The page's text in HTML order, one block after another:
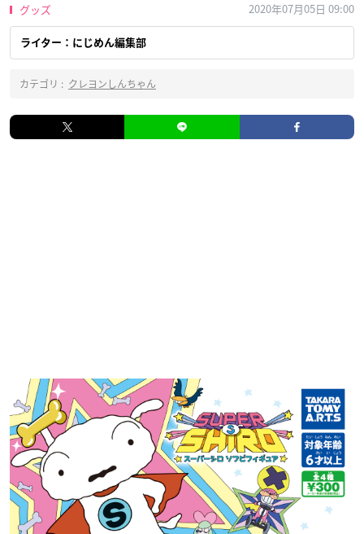
グッズ 2020年07月05日 09:00
ライター：にじめん編集部
カテゴリ : クレヨンしんちゃん